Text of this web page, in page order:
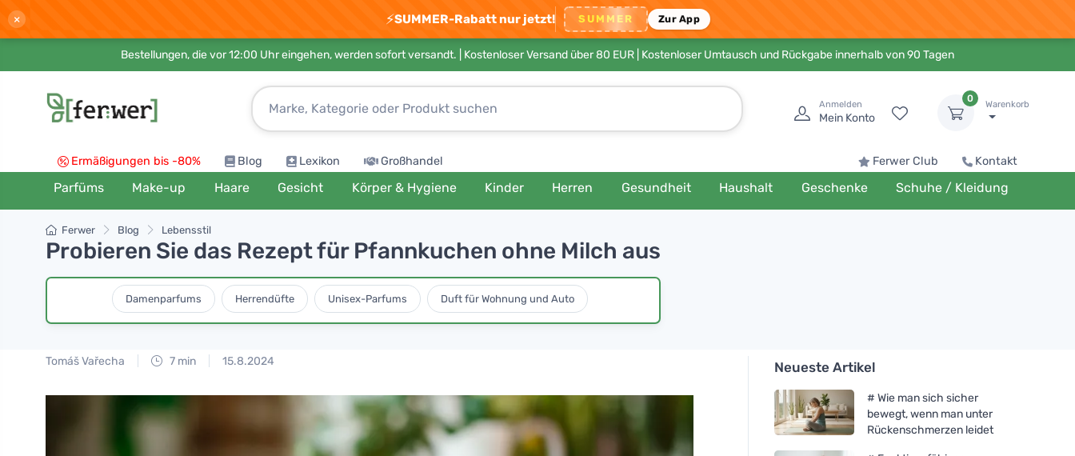
× ⚡SUMMER-Rabatt nur jetzt! SUMMER Zur App
Bestellungen, die vor 12:00 Uhr eingehen, werden sofort versandt. | Kostenloser Versand über 80 EUR | Kostenloser Umtausch und Rückgabe innerhalb von 90 Tagen
Anmelden
Mein Konto
0
Warenkorb
Ermäßigungen bis -80% Blog Lexikon Großhandel Ferwer Club Kontakt
Parfüms Make-up Haare Gesicht Körper & Hygiene Kinder Herren Gesundheit Haushalt Geschenke Schuhe / Kleidung
Ferwer Blog Lebensstil
Probieren Sie das Rezept für Pfannkuchen ohne Milch aus
Damenparfums Herrendüfte Unisex-Parfums Duft für Wohnung und Auto
Tomáš Vařecha 7 min 15.8.2024 Neueste Artikel
# Wie man sich sicher
bewegt, wenn man unter
Rückenschmerzen leidet